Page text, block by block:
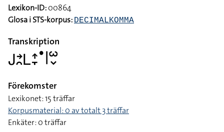
Lexikon-ID:00864
Glosa i STS-korpus: DECIMALKOMMA
Transkription
􌤢􌥔􌥘􌥈􌤴􌥙􌤟􌥼􌥱􌦀
Förekomster
Lexikonet: 15 träffar
Korpusmaterial: 0 av totalt 3 träffar
Enkäter: 0 träffar